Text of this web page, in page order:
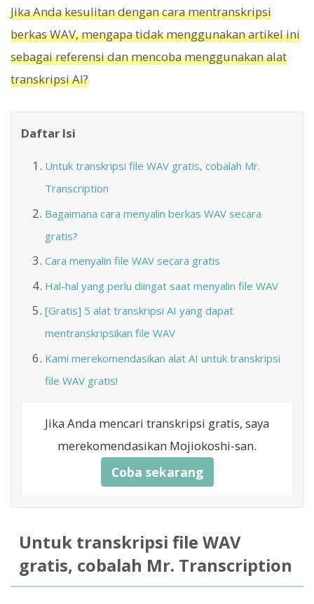
Jika Anda kesulitan dengan cara mentranskripsi
berkas WAV, mengapa tidak menggunakan artikel ini
sebagai referensi dan mencoba menggunakan alat
transkripsi AI?
Daftar Isi
Untuk transkripsi file WAV gratis, cobalah Mr.
Transcription
Bagaimana cara menyalin berkas WAV secara
gratis?
Cara menyalin file WAV secara gratis
Hal-hal yang perlu diingat saat menyalin file WAV
[Gratis] 5 alat transkripsi AI yang dapat
mentranskripsikan file WAV
Kami merekomendasikan alat AI untuk transkripsi
file WAV gratis!
Jika Anda mencari transkripsi gratis, saya
merekomendasikan Mojiokoshi-san.
Coba sekarang
Untuk transkripsi file WAV
gratis, cobalah Mr. Transcription